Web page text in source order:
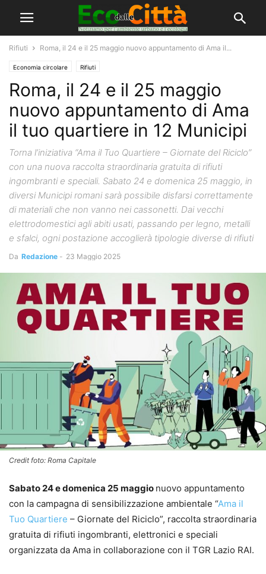
Rifiuti Roma, il 24 e il 25 maggio nuovo appuntamento di Ama il...
Economia circolare Rifiuti
Roma, il 24 e il 25 maggio
nuovo appuntamento di Ama
il tuo quartiere in 12 Municipi
Torna l’iniziativa “Ama il Tuo Quartiere – Giornate del Riciclo”
con una nuova raccolta straordinaria gratuita di rifiuti
ingombranti e speciali. Sabato 24 e domenica 25 maggio, in
diversi Municipi romani sarà possibile disfarsi correttamente
di materiali che non vanno nei cassonetti. Dai vecchi
elettrodomestici agli abiti usati, passando per legno, metalli
e sfalci, ogni postazione accoglierà tipologie diverse di rifiuti
Da Redazione - 23 Maggio 2025
Credit foto: Roma Capitale
Sabato 24 e domenica 25 maggio nuovo appuntamento
con la campagna di sensibilizzazione ambientale “Ama il
Tuo Quartiere – Giornate del Riciclo”, raccolta straordinaria
gratuita di rifiuti ingombranti, elettronici e speciali
organizzata da Ama in collaborazione con il TGR Lazio RAI.